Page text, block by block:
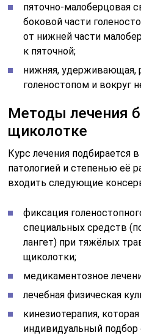
пяточно-малоберцовая
боковой части
от нижней части
к пяточной;
нижняя, удерживающая,
голеностопом и вокруг
Методы лечения
щиколотке
Курс лечения подбирается
патологией и степенью её
входить следующие
фиксация
специальных средств
лангет) при тяжёлых
щиколотки;
медикаментозное
лечебная физическая
кинезиотерапия,
индивидуальный